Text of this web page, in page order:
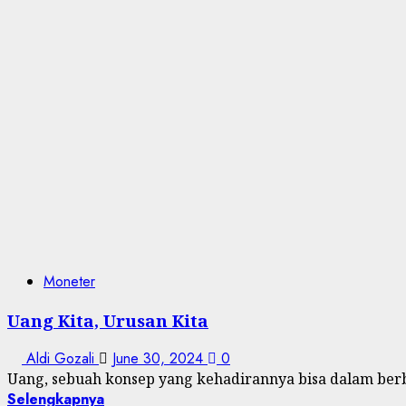
Moneter
Uang Kita, Urusan Kita
Aldi Gozali June 30, 2024 0
Uang, sebuah konsep yang kehadirannya bisa dalam
Selengkapnya